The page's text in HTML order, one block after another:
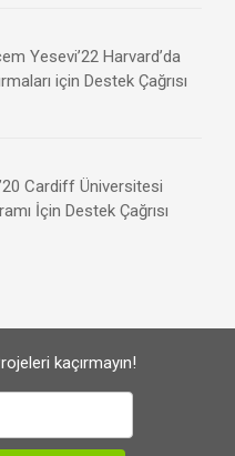
Yesevi’22 Harvard’da
için Destek Çağrısı
Cardiff Üniversitesi
İçin Destek Çağrısı
kaçırmayın!